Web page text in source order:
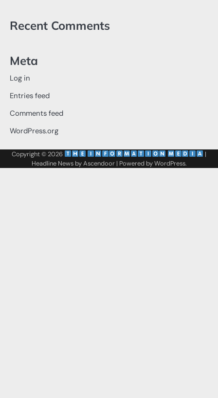
Recent Comments
Meta
Log in
Entries feed
Comments feed
WordPress.org
Copyright © 2026
|
Headline News byAscendoor| Powered byWordPress.